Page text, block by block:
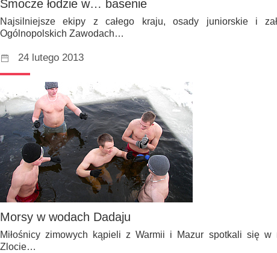
Smocze łodzie w… basenie
Najsilniejsze ekipy z całego kraju, osady juniorskie i
Ogólnopolskich Zawodach…
24 lutego 2013
Morsy w wodach Dadaju
Miłośnicy zimowych kąpieli z Warmii i Mazur spotkali się
Zlocie…